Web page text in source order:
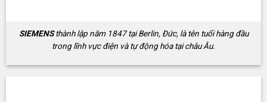
SIEMENSthành lập năm 1847 tại Berlin, Đức, là tên tuổi hàng đầu
trong lĩnh vực điện và tự động hóa tại châu Âu.